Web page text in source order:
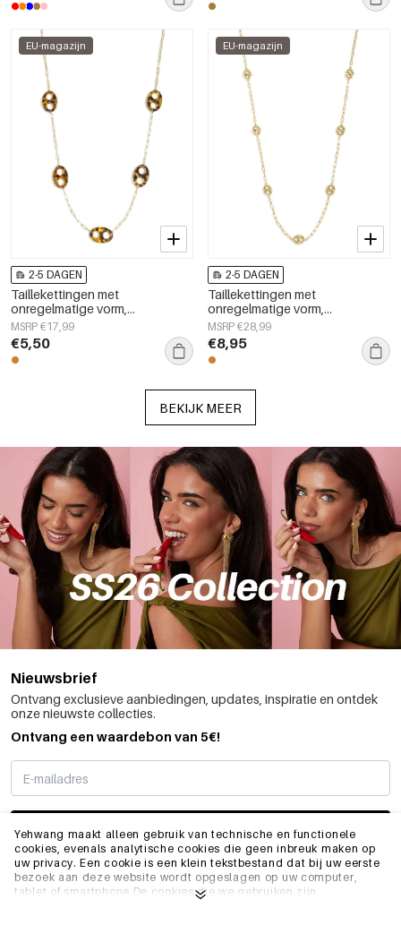
Yehwang maakt alleen gebruik van technische en functionele
cookies, evenals analytische cookies die geen inbreuk maken op
uw privacy. Een cookie is een klein tekstbestand dat bij uw eerste
bezoek aan deze website wordt opgeslagen op uw computer,
tablet of smartphone.De cookies die we gebruiken zijn
EU-magazijn
2-5 DAGEN
Taillekettingen met
onregelmatige vorm,
eenvoudige roestvrijstalen
accessoires voor dagelijks
gebruik.
MSRP €17,99
€5,50
EU-magazijn
2-5 DAGEN
Taillekettingen met
onregelmatige vorm,
eenvoudige roestvrijstalen
accessoires voor dagelijks
gebruik.
MSRP €28,99
€8,95
BEKIJK MEER
Nieuwsbrief
Ontvang exclusieve aanbiedingen, updates, inspiratie en ontdek
onze nieuwste collecties.
Ontvang een waardebon van 5€!
SCHRIJF ME IN
INFO